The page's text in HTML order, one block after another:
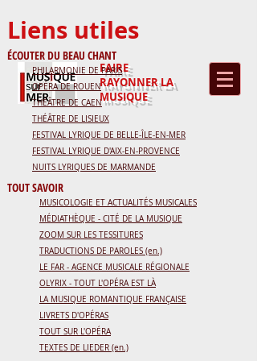
FAIRE
RAYONNERLA
MUSIQUE
Liens utiles
ÉCOUTER DU BEAU CHANT
PHILARMONIE DE PARIS
OPÉRA DE ROUEN
THÉÂTRE DE CAEN
THÉÂTRE DE LISIEUX
FESTIVAL LYRIQUE DE BELLE-ÎLE-EN-MER
FESTIVAL LYRIQUE D'AIX-EN-PROVENCE
NUITS LYRIQUES DE MARMANDE
TOUT SAVOIR
MUSICOLOGIE ET ACTUALITÉS MUSICALES
MÉDIATHÈQUE - CITÉ DE LA MUSIQUE
ZOOM SUR LES TESSITURES
TRADUCTIONS DE PAROLES (en.)
LE FAR - AGENCE MUSICALE RÉGIONALE
OLYRIX - TOUT L'OPÉRA EST LÀ
LA MUSIQUE ROMANTIQUE FRANÇAISE
LIVRETS D'OPÉRAS
TOUT SUR L'OPÉRA
TEXTES DE LIEDER (en.)